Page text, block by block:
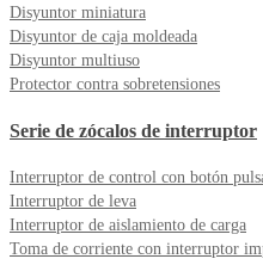
Disyuntor miniatura
Disyuntor de caja moldeada
Disyuntor multiuso
Protector contra sobretensiones
Serie de zócalos de interruptor
Interruptor de control con botón
Interruptor de leva
Interruptor de aislamiento de carga
Toma de corriente con interruptor